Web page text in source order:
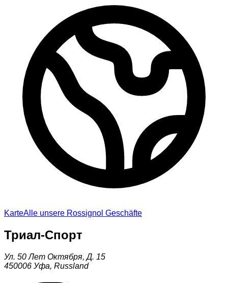
KarteAlle unsere Rossignol Geschäfte
Триал-Спорт
Ул. 50 Лет Октября, Д. 15
450006 Уфа, Russland